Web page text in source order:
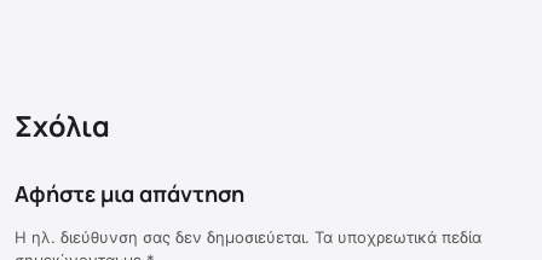
Σχόλια
Αφήστε μια απάντηση
Η ηλ. διεύθυνση σας δεν δημοσιεύεται. Τα υποχρεωτικά πεδία